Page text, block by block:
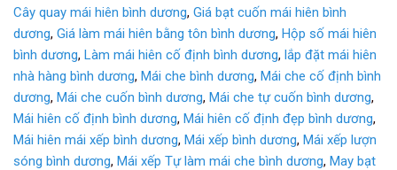
Cây quay mái hiên bình dương, Giá bạt cuốn mái hiên bình
dương, Giá làm mái hiên bằng tôn bình dương, Hộp số mái hiên
bình dương, Làm mái hiên cố định bình dương, lắp đặt mái hiên
nhà hàng bình dương, Mái che bình dương, Mái che cố định bình
dương, Mái che cuốn bình dương, Mái che tự cuốn bình dương,
Mái hiên cố định bình dương, Mái hiên cố định đẹp bình dương,
Mái hiên mái xếp bình dương, Mái xếp bình dương, Mái xếp lượn
sóng bình dương, Mái xếp Tự làm mái che bình dương, May bạt